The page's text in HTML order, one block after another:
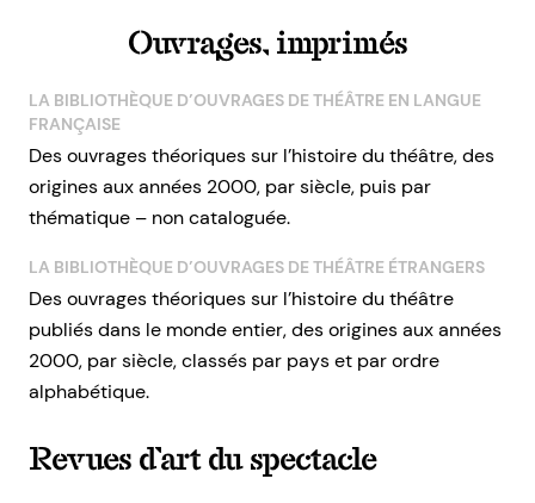
Ouvrages, imprimés
LA BIBLIOTHÈQUE D’OUVRAGES DE THÉÂTRE EN LANGUE
FRANÇAISE
Des ouvrages théoriques sur l’histoire du théâtre, des
origines aux années 2000, par siècle, puis par
thématique – non cataloguée.
LA BIBLIOTHÈQUE D’OUVRAGES DE THÉÂTRE ÉTRANGERS
Des ouvrages théoriques sur l’histoire du théâtre
publiés dans le monde entier, des origines aux années
2000, par siècle, classés par pays et par ordre
alphabétique.
Revues d’art du spectacle